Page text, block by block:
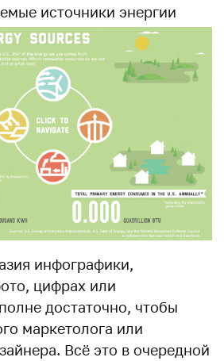
источники энергии
инфографики,
цифрах или
достаточно, чтобы
маркетолога или
Всё это в очередной